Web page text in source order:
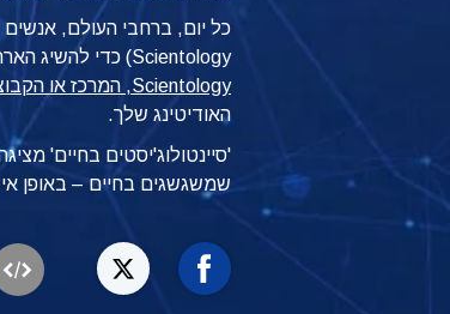
כל יום, ברחבי העולם,
Scientology) כדי להשיג הארה רוחנית וחופש.
Scientology, המרכז או הקבוצה הקרובים אליך
האודיטינג שלך.
'סיינטולוג'יסטים בחיים'
שמשגשגים בחיים – באופן